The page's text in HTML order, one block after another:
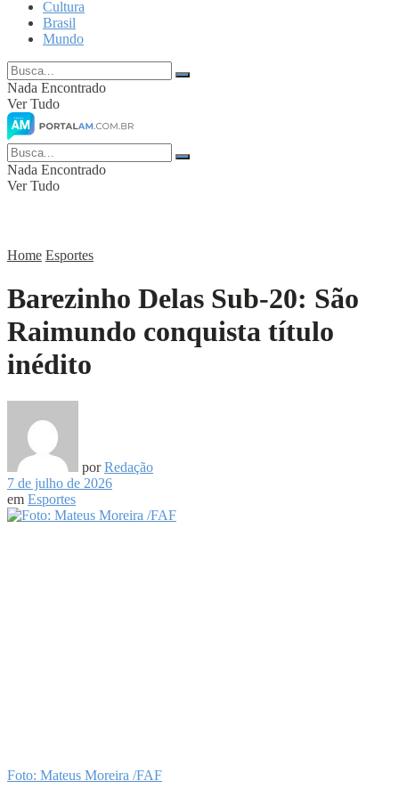
Cultura
Brasil
Mundo
Nada Encontrado
Ver Tudo
Nada Encontrado
Ver Tudo
Home Esportes
Barezinho Delas Sub-20: São
Raimundo conquista título
inédito
por Redação
7 de julho de 2026
em Esportes
Foto: Mateus Moreira /FAF